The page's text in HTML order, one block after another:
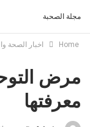
مجلة الصحبة
Home اخبار الصحة
مرض
معرفتها